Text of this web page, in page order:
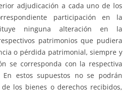
adjudicación a cada uno de los
participación en la
ninguna alteración en la
patrimonios que pudiera
o pérdida patrimonial, siempre y
se corresponda con la respectiva
estos supuestos no se podrán
los bienes o derechos recibidos,